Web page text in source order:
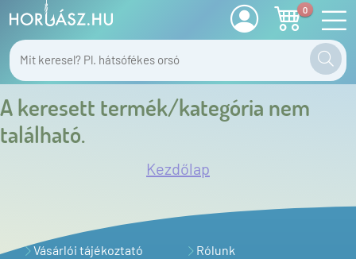
0
A keresett termék/kategória nem
található.
Kezdőlap
Vásárlói tájékoztató
Rólunk